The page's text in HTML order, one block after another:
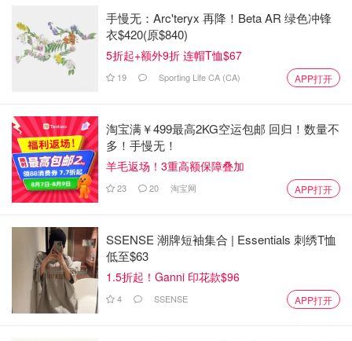
手慢无：Arc'teryx 再降！Beta AR 绿色冲锋
衣$420(原$840)
5折起+额外9折 连帽T恤$67
19 Sporting Life CA (CA) APP打开
淘宝满￥499最高2KG空运包邮 回归！数量不
多！手慢无！
羊毛返场！3重高额保障叠加
23 20 淘宝网 APP打开
SSENSE 潮牌短袖集合 | Essentials 刺绣T恤
低至$63
1.5折起！Ganni 印花款$96
4 SSENSE APP打开